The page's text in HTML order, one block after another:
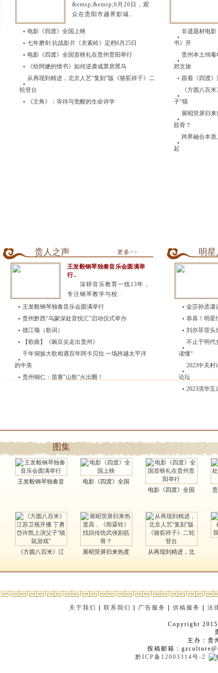
&emsp;&emsp;6月26日，观
众在贵阳市越界影城..
电影《四渡》全国上映
七年磨剑 抗战影片《关索岭》定档6月25日
电影《四渡》全国首映礼在贵州贵阳举行
《给阿嬷的情书》如何逆袭成票房黑马
从再现到精进，北京人艺“复刻”版《骆驼祥子》二
轮登台
《主角》：等待与觉醒的生命诗学
非遗题材电
书》开
贵州本土缉
郊文旅
跟着《四渡
《方圆八百
子“猫
展昭荧屏归
筋骨？
跨界融合本
起
贵人之声 更多>>
王发毅钢琴独奏音乐会圆满举
行..
深耕音乐教育一线13年，
专注钢琴教学与校..
王发毅钢琴独奏音乐会圆满举行
贵州黔西“乌蒙深处音悦汇”启动仪式举办
德江颂（歌词）
【歌曲】《豌豆尖走出贵州》
千年侗族大歌相遇百年阿卡贝拉 一场跨越太平洋
的中美
贵州铜仁：苗寨“山歌”火出圈！
明
金莎孙丞潇
恭喜！明星
刘亦菲背头
不止于明代
读懂“
2023中关
论坛
2023清华
图集
王发毅钢琴独奏音
电影《四渡》全国
电影《四渡》全国
《方圆八百米》江
展昭荧屏归来热度
从再现到精进，北
关于我们 |联系我们 广告服务 |供稿服务 |法
Copyright
主办：贵
投稿邮箱：
黔ICP备12003314号-2